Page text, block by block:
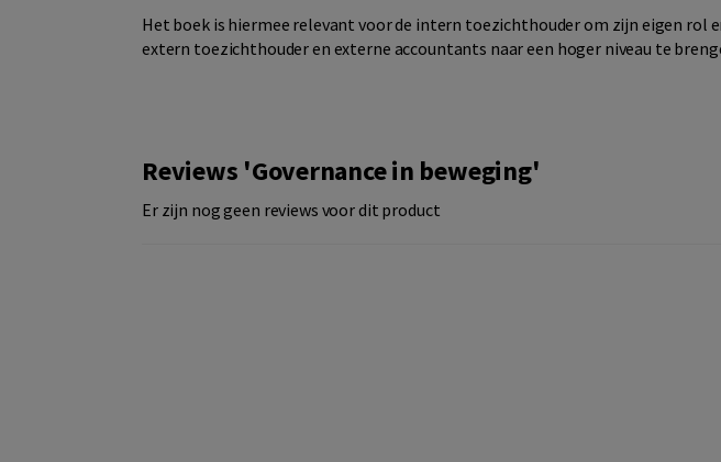
Het boek is hiermee relevant voor de intern toezichthouder om zijn eigen rol
extern toezichthouder en externe accountants naar een hoger niveau te
Reviews 'Governance in beweging'
Er zijn nog geen reviews voor dit product